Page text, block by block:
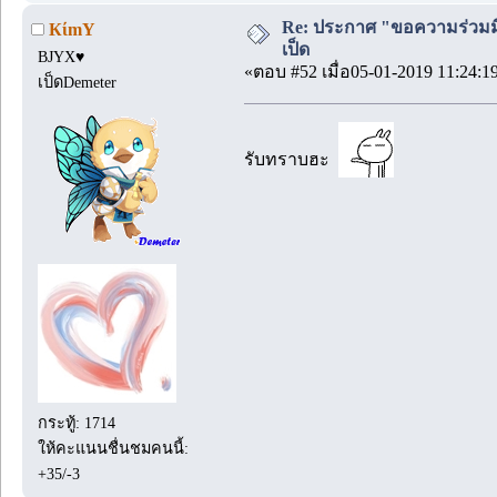
КίmY
BJYX♥
เป็ดDemeter
กระทู้: 1714
ให้คะแนนชื่นชมคนนี้:
+35/-3
Re: ประกาศ "ขอความร่ว
เป็ด
«ตอบ #52 เมื่อ05-01-2019
รับทราบฮะ